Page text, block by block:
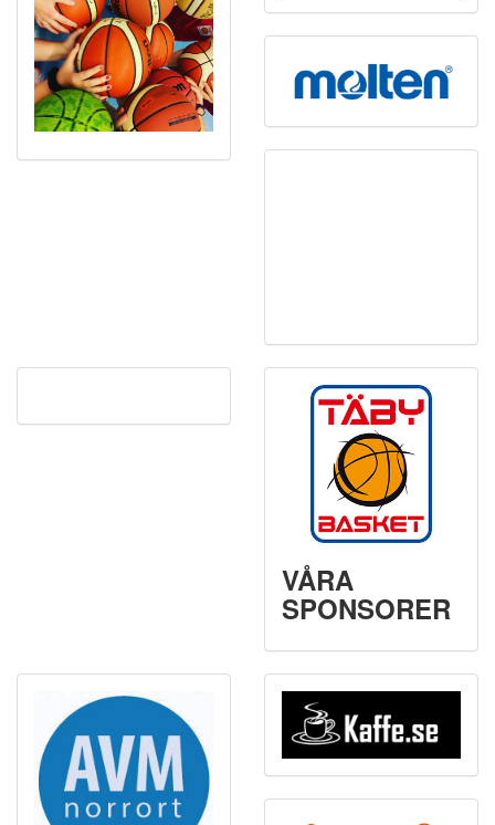
VÅRA
SPONSORER